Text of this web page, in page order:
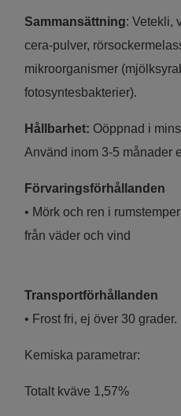
Sammansättning: Vetekli,
cera-pulver,
mikroorganismer
fotosyntesbakterier).
Hållbarhet: Oöppnad i
Använd inom 3-5 månader
Förvaringsförhållanden
• Mörk och ren i
från väder och vind
Transportförhållanden
• Frost fri, ej över 30 grader.
Kemiska parametrar:
Totalt kväve 1,57%